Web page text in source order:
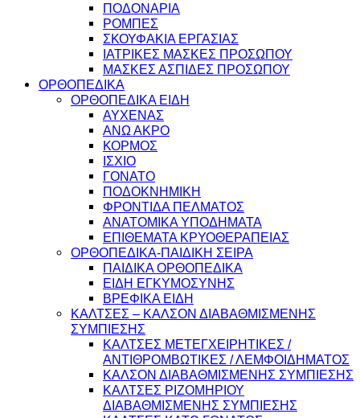
ΠΟΔΟΝΑΡΙΑ
ΡΟΜΠΕΣ
ΣΚΟΥΦΑΚΙΑ ΕΡΓΑΣΙΑΣ
ΙΑΤΡΙΚΕΣ ΜΑΣΚΕΣ ΠΡΟΣΩΠΟΥ
ΜΑΣΚΕΣ ΑΣΠΙΔΕΣ ΠΡΟΣΩΠΟΥ
ΟΡΘΟΠΕΔΙΚΑ
ΟΡΘΟΠΕΔΙΚΑ ΕΙΔΗ
ΑΥΧΕΝΑΣ
ΑΝΩ ΑΚΡΟ
ΚΟΡΜΟΣ
ΙΣΧΙΟ
ΓΟΝΑΤΟ
ΠΟΔΟΚΝΗΜΙΚΗ
ΦΡΟΝΤΙΔΑ ΠΕΛΜΑΤΟΣ
ΑΝΑΤΟΜΙΚΑ ΥΠΟΔΗΜΑΤΑ
ΕΠΙΘΕΜΑΤΑ ΚΡΥΟΘΕΡΑΠΕΙΑΣ
ΟΡΘΟΠΕΔΙΚΑ-ΠΑΙΔΙΚΗ ΣΕΙΡΑ
ΠΑΙΔΙΚΑ ΟΡΘΟΠΕΔΙΚΑ
ΕΙΔΗ ΕΓΚΥΜΟΣΥΝΗΣ
ΒΡΕΦΙΚΑ ΕΙΔΗ
ΚΑΛΤΣΕΣ – ΚΑΛΣΟΝ ΔΙΑΒΑΘΜΙΣΜΕΝΗΣ
ΣΥΜΠΙΕΣΗΣ
ΚΑΛΤΣΕΣ ΜΕΤΕΓΧΕΙΡΗΤΙΚΕΣ /
ΑΝΤΙΘΡΟΜΒΩΤΙΚΕΣ / ΛΕΜΦΟΙΔΗΜΑΤΟΣ
ΚΑΛΣΟΝ ΔΙΑΒΑΘΜΙΣΜΕΝΗΣ ΣΥΜΠΙΕΣΗΣ
ΚΑΛΤΣΕΣ ΡΙΖΟΜΗΡΙΟΥ
ΔΙΑΒΑΘΜΙΣΜΕΝΗΣ ΣΥΜΠΙΕΣΗΣ